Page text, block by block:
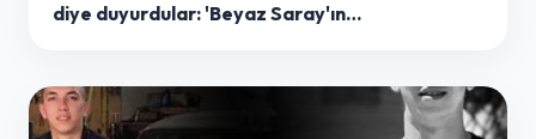
diye duyurdular: 'Beyaz Saray'ın